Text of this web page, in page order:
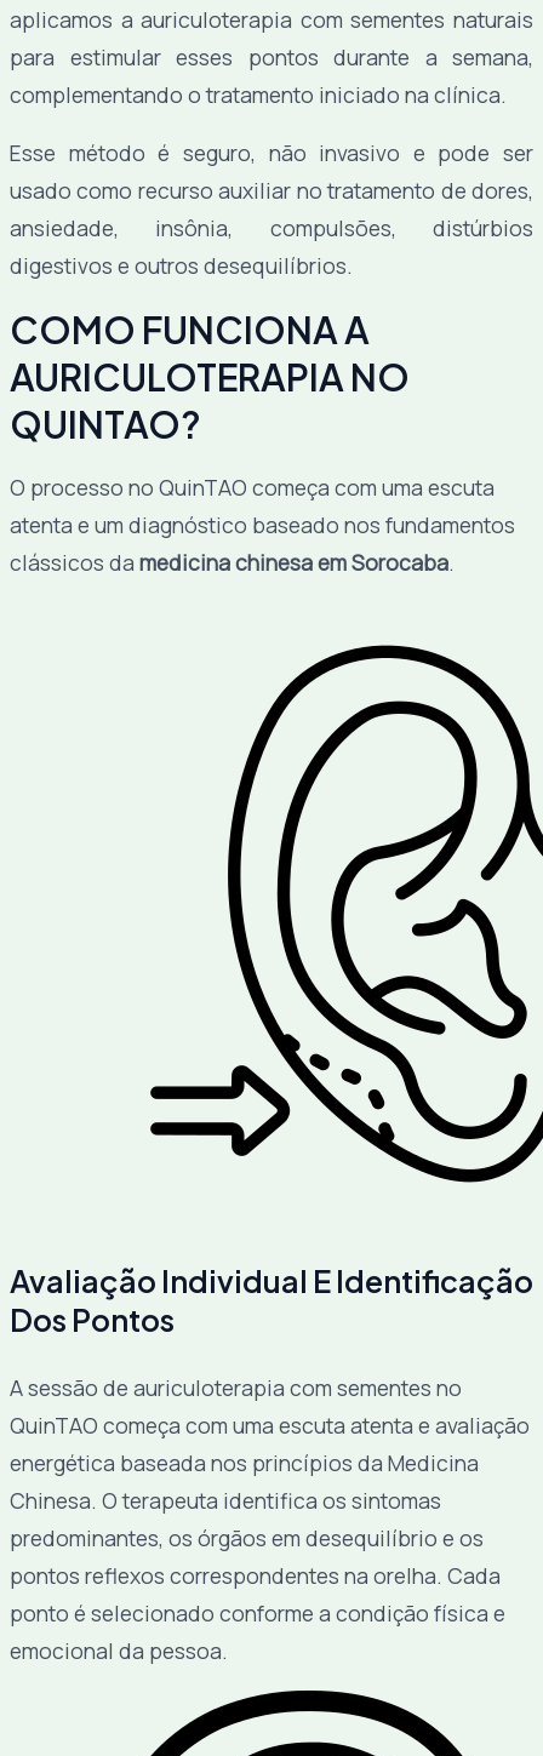
aplicamos a auriculoterapia com sementes naturais
para estimular esses pontos durante a semana,
complementando o tratamento iniciado na clínica.
Esse método é seguro, não invasivo e pode ser
usado como recurso auxiliar no tratamento de dores,
ansiedade, insônia, compulsões, distúrbios
digestivos e outros desequilíbrios.
COMO FUNCIONA A
AURICULOTERAPIA NO
QUINTAO?
O processo no QuinTAO começa com uma escuta
atenta e um diagnóstico baseado nos fundamentos
clássicos da medicina chinesa em Sorocaba.
Avaliação Individual E Identificação
Dos Pontos
A sessão de auriculoterapia com sementes no
QuinTAO começa com uma escuta atenta e avaliação
energética baseada nos princípios da Medicina
Chinesa. O terapeuta identifica os sintomas
predominantes, os órgãos em desequilíbrio e os
pontos reflexos correspondentes na orelha. Cada
ponto é selecionado conforme a condição física e
emocional da pessoa.